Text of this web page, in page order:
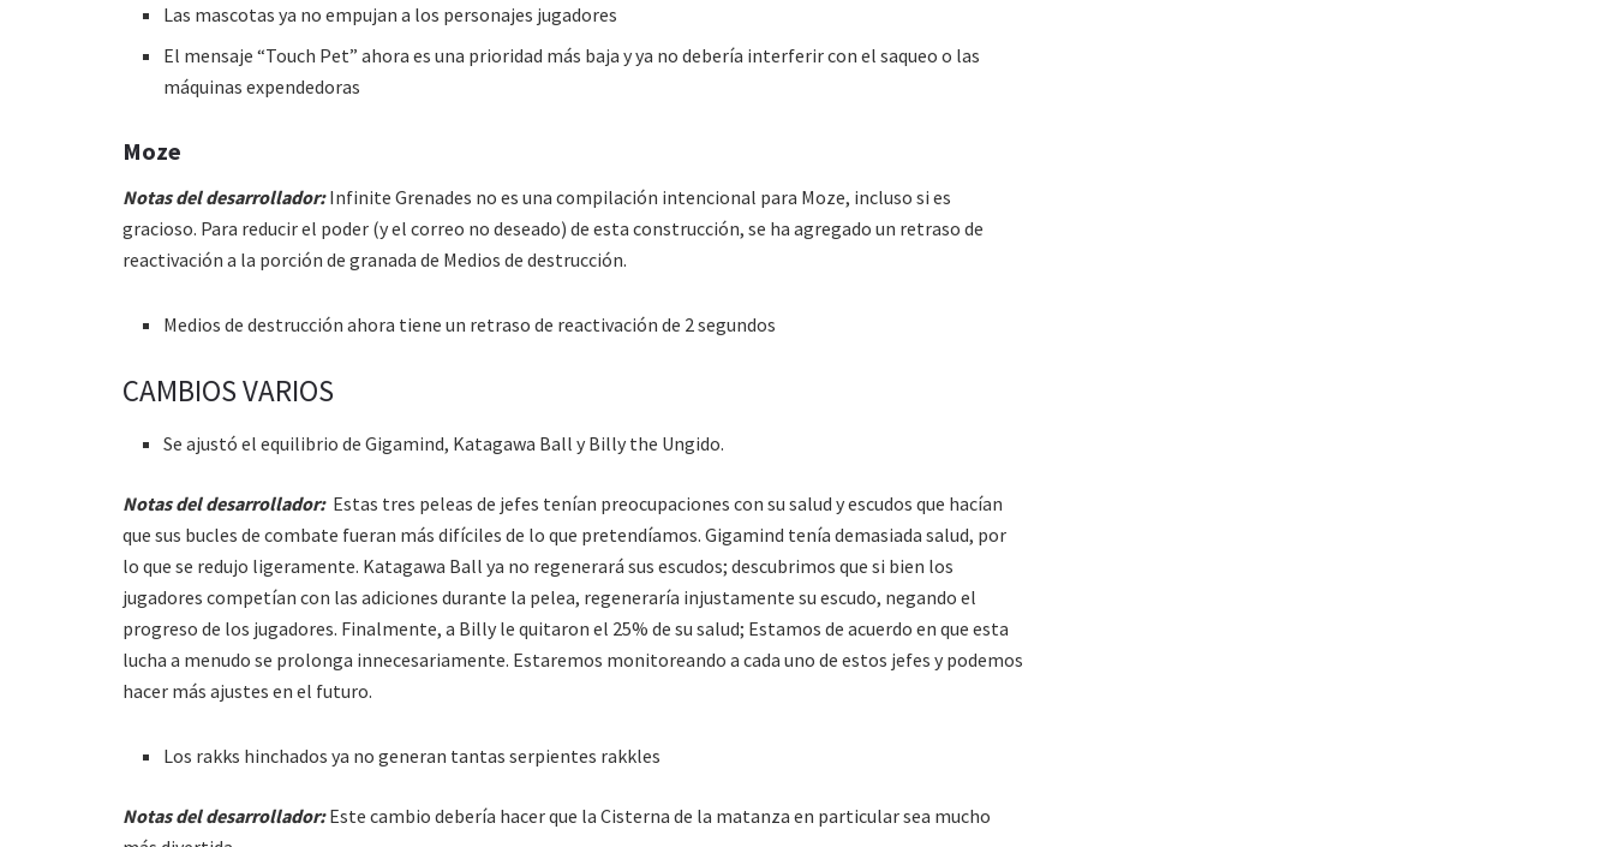
Las mascotas ya no empujan a los personajes jugadores
El mensaje “Touch Pet” ahora es una prioridad más baja y ya no debería interferir con el saqueo o las
máquinas expendedoras
Moze
Notas del desarrollador:Infinite Grenades no es una compilación intencional para Moze, incluso si es
gracioso. Para reducir el poder (y el correo no deseado) de esta construcción, se ha agregado un retraso de
reactivación a la porción de granada de Medios de destrucción.
Medios de destrucción ahora tiene un retraso de reactivación de 2 segundos
CAMBIOS VARIOS
Se ajustó el equilibrio de Gigamind, Katagawa Ball y Billy the Ungido.
Notas del desarrollador: Estas tres peleas de jefes tenían preocupaciones con su salud y escudos que hacían
que sus bucles de combate fueran más difíciles de lo que pretendíamos. Gigamind tenía demasiada salud, por
lo que se redujo ligeramente. Katagawa Ball ya no regenerará sus escudos; descubrimos que si bien los
jugadores competían con las adiciones durante la pelea, regeneraría injustamente su escudo, negando el
progreso de los jugadores. Finalmente, a Billy le quitaron el 25% de su salud; Estamos de acuerdo en que esta
lucha a menudo se prolonga innecesariamente. Estaremos monitoreando a cada uno de estos jefes y podemos
hacer más ajustes en el futuro.
Los rakks hinchados ya no generan tantas serpientes rakkles
Notas del desarrollador: Este cambio debería hacer que la Cisterna de la matanza en particular sea mucho